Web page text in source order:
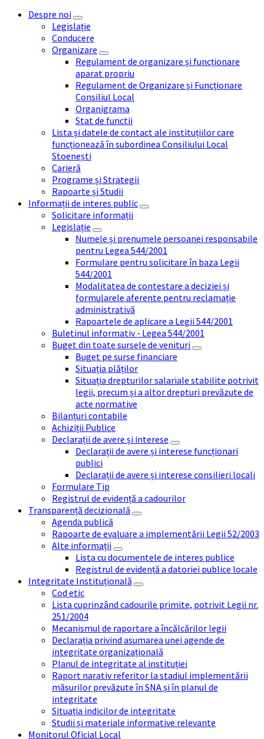
Despre noi
Legislație
Conducere
Organizare
Regulament de organizare și funcționare
aparat propriu
Regulament de Organizare și Funcționare
Consiliul Local
Organigrama
Stat de functii
Lista și datele de contact ale instituțiilor care
funcționează în subordinea Consiliului Local
Stoenești
Carieră
Programe și Strategii
Rapoarte și Studii
Informații de interes public
Solicitare informații
Legislație
Numele și prenumele persoanei responsabile
pentru Legea 544/2001
Formulare pentru solicitare în baza Legii
544/2001
Modalitatea de contestare a deciziei și
formularele aferente pentru reclamație
administrativă
Rapoartele de aplicare a Legii 544/2001
Buletinul informativ - Legea 544/2001
Buget din toate sursele de venituri
Buget pe surse financiare
Situația plăților
Situația drepturilor salariale stabilite potrivit
legii, precum și a altor drepturi prevăzute de
acte normative
Bilanțuri contabile
Achiziții Publice
Declarații de avere și interese
Declarații de avere și interese funcționari
publici
Declarații de avere și interese consilieri locali
Formulare Tip
Registrul de evidență a cadourilor
Transparență decizională
Agenda publică
Rapoarte de evaluare a implementării Legii 52/2003
Alte informații
Lista cu documentele de interes publice
Registrul de evidență a datoriei publice locale
Integritate Instituțională
Cod etic
Lista cuprinzând cadourile primite, potrivit Legii nr.
251/2004
Mecanismul de raportare a încălcărilor legii
Declarația privind asumarea unei agende de
integritate organizațională
Planul de integritate al instituției
Raport narativ referitor la stadiul implementării
măsurilor prevăzute în SNA și în planul de
integritate
Situația indicilor de integritate
Studii și materiale informative relevante
Monitorul Oficial Local